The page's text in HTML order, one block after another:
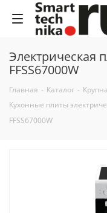
Электрическая
FFSS67000W
Главная - Каталог -
Кухонные плиты
FFSS67000W